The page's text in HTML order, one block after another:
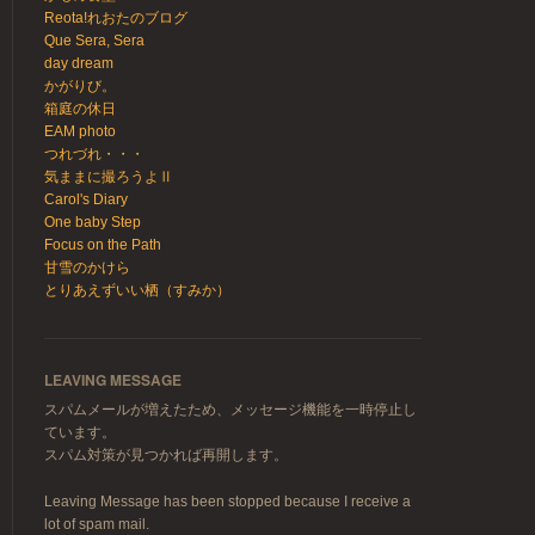
Reota!れおたのブログ
Que Sera, Sera
day dream
かがりび。
箱庭の休日
EAM photo
つれづれ・・・
気ままに撮ろうよⅡ
Carol's Diary
One baby Step
Focus on the Path
甘雪のかけら
とりあえずいい栖（すみか）
LEAVING MESSAGE
スパムメールが増えたため、メッセージ機能を一時停止し
ています。
スパム対策が見つかれば再開します。
Leaving Message has been stopped because I receive a
lot of spam mail.